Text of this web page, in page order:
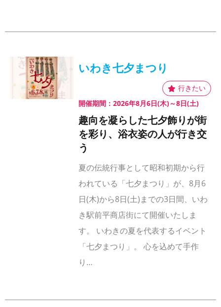
いわき七夕まつり
開催期間：2026年8月6日(木)～8日(土)
趣向を凝らした七夕飾りが街
を彩り、浴衣姿の人が行き交
う
夏の伝統行事として昭和初期から行
われている「七夕まつり」が、8月6
日(木)から8日(土)までの3日間、いわ
き駅前平商店街にて開催いたしま
す。 いわきの夏を代表するイベント
「七夕まつり」。 心を込めて手作
り…